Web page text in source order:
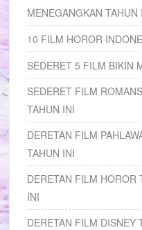
MENEGANGKAN TAHUN
10 FILM HOROR
SEDERET 5 FILM BIKIN
SEDERET FILM
TAHUN INI
DERETAN FILM
TAHUN INI
DERETAN FILM HOROR
INI
DERETAN FILM DISNEY